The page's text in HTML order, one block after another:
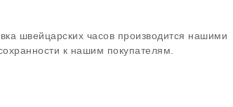
швейцарских часов производится нашими
к нашим покупателям.